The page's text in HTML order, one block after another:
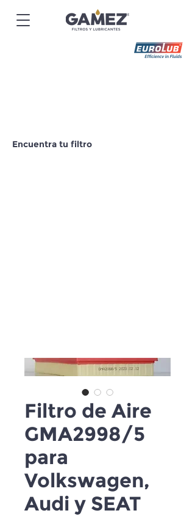
Encuentra tu filtro
Filtro de Aire
GMA2998/5
para
Volkswagen,
Audi y SEAT